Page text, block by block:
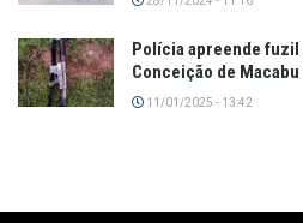
Polícia apreende
Conceição de Macabu
11/01/2025 - 13:42